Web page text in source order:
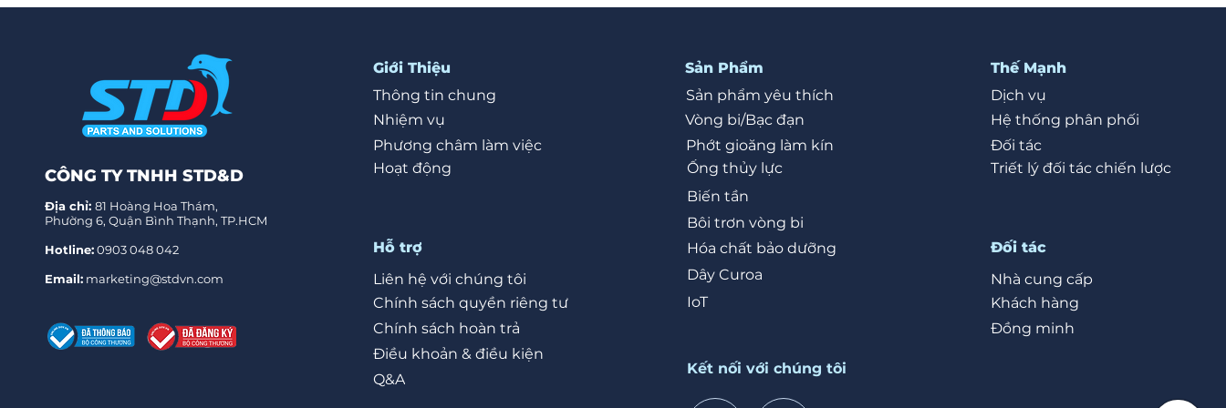
CÔNG TY TNHH STD&D
Địa chỉ: 81 Hoàng Hoa Thám,
Phường 6, Quận Bình Thạnh, TP.HCM
Hotline:0903 048 042
Email: marketing@stdvn.com
Giới Thiệu
Thông tin chung
Nhiệm vụ
Phương châm làm việc
Hoạt động
Hỗ trợ
Liên hệ với chúng tôi
Chính sách quyền riêng tư
Chính sách hoàn trả
Điều khoản & điều kiện
Q&A
Sản Phẩm
Sản phẩm yêu thích
Vòng bi/Bạc đạn
Phớt gioăng làm kín
Ống thủy lực
Biến tần
Bôi trơn vòng bi
Hóa chất bảo dưỡng
Dây Curoa
IoT
Kết nối với chúng tôi
Thế Mạnh
Dịch vụ
Hệ thống phân phối
Đối tác
Triết lý đối tác chiến lược
Đối tác
Nhà cung cấp
Khách hàng
Đồng minh